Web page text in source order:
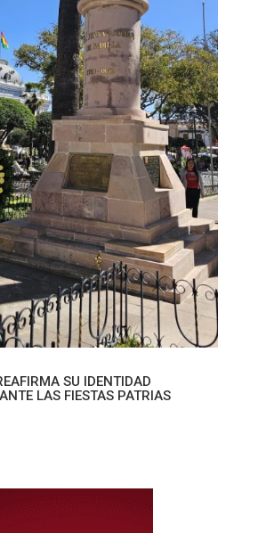
SU IDENTIDAD
LAS FIESTAS PATRIAS